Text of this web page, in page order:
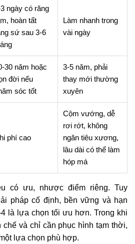
ngày có răng
hoàn tất
sứ sau 3-6
Làm nhanh trong
vài ngày
30 năm hoặc
đời nếu
sóc tốt
3-5 năm, phải
thay mới thường
xuyên
phí cao
Cộm vướng, dễ
rơi rớt, không
ngăn tiêu xương,
lâu dài có thể làm
hóp má
có ưu, nhược điểm riêng. Tuy
pháp cố định, bền vững và hạn
là lựa chọn tối ưu hơn. Trong khi
chế và chỉ cần phục hình tạm thời,
lựa chọn phù hợp.